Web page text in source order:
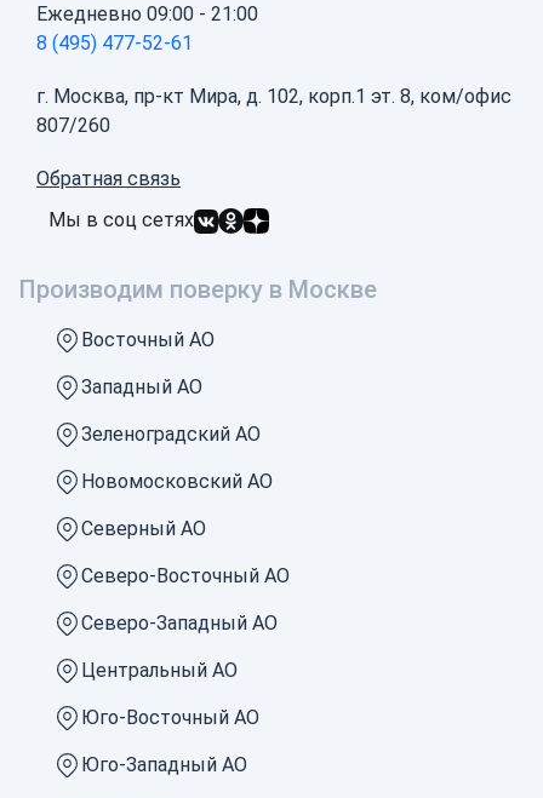
Ежедневно 09:00 - 21:00
8 (495) 477-52-61
г. Москва, пр-кт Мира, д. 102, корп.1 эт. 8, ком/офис
807/260
Обратная связь
Мы в соц сетях
Производим поверку в Москве
Восточный АО
Западный АО
Зеленоградский АО
Новомосковский АО
Северный АО
Северо-Восточный АО
Северо-Западный АО
Центральный АО
Юго-Восточный АО
Юго-Западный АО